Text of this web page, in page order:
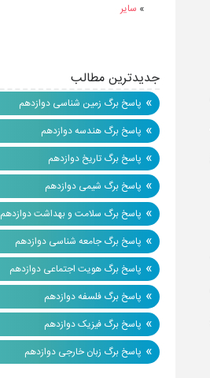
» سایر
جدیدترین مطالب
» پاسخ برگ زمین شناسی دوازدهم
» پاسخ برگ هندسه دوازدهم
» پاسخ برگ تاریخ دوازدهم
» پاسخ برگ شیمی دوازدهم
» پاسخ برگ سلامت و بهداشت دوازدهم
» پاسخ برگ جامعه شناسی دوازدهم
» پاسخ برگ هویت اجتماعی دوازدهم
» پاسخ برگ فلسفه دوازدهم
» پاسخ برگ فیزیک دوازدهم
» پاسخ برگ زبان خارجی دوازدهم